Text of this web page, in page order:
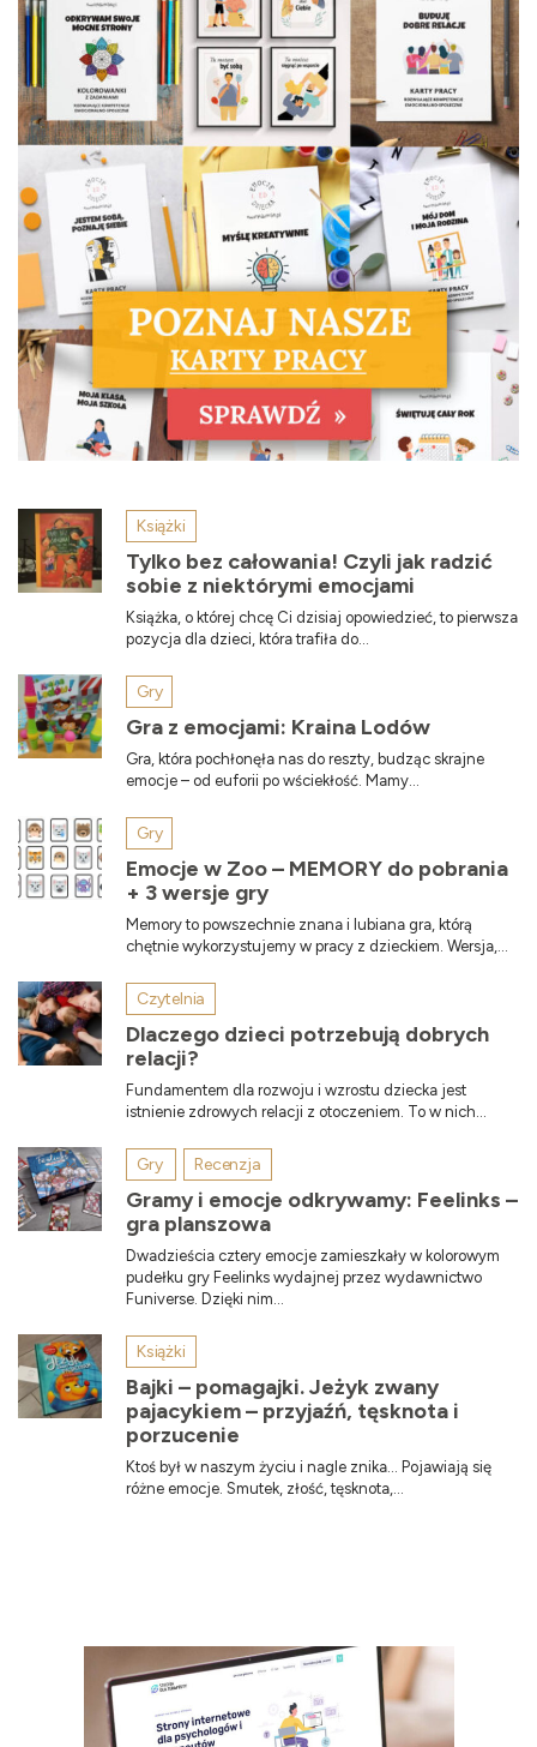
Książki
Tylko bez całowania! Czyli jak radzić
sobie z niektórymi emocjami
Książka, o której chcę Ci dzisiaj opowiedzieć, to pierwsza
pozycja dla dzieci, która trafiła do...
Gry
Gra z emocjami: Kraina Lodów
Gra, która pochłonęła nas do reszty, budząc skrajne
emocje – od euforii po wściekłość. Mamy...
Gry
Emocje w Zoo – MEMORY do pobrania
+ 3 wersje gry
Memory to powszechnie znana i lubiana gra, którą
chętnie wykorzystujemy w pracy z dzieckiem. Wersja,...
Czytelnia
Dlaczego dzieci potrzebują dobrych
relacji?
Fundamentem dla rozwoju i wzrostu dziecka jest
istnienie zdrowych relacji z otoczeniem. To w nich...
Gry Recenzja
Gramy i emocje odkrywamy: Feelinks –
gra planszowa
Dwadzieścia cztery emocje zamieszkały w kolorowym
pudełku gry Feelinks wydajnej przez wydawnictwo
Funiverse. Dzięki nim...
Książki
Bajki – pomagajki. Jeżyk zwany
pajacykiem – przyjaźń, tęsknota i
porzucenie
Ktoś był w naszym życiu i nagle znika… Pojawiają się
różne emocje. Smutek, złość, tęsknota,...